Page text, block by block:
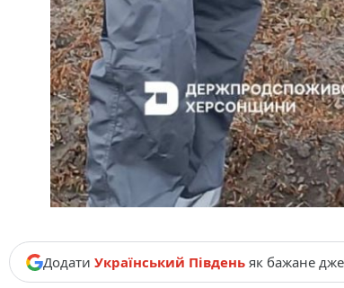
Додати Український Південь як бажане